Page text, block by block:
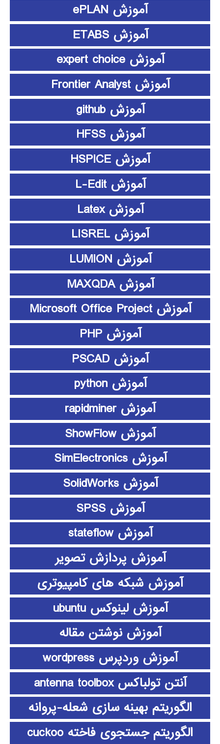
آموزش ePLAN
آموزش ETABS
آموزش expert choice
آموزش Frontier Analyst
آموزش github
آموزش HFSS
آموزش HSPICE
آموزش L-Edit
آموزش Latex
آموزش LISREL
آموزش LUMION
آموزش MAXQDA
آموزش Microsoft Office Project
آموزش PHP
آموزش PSCAD
آموزش python
آموزش rapidminer
آموزش ShowFlow
آموزش SimElectronics
آموزش SolidWorks
آموزش SPSS
آموزش stateflow
آموزش پردازش تصویر
آموزش شبکه های کامپیوتری
آموزش لینوکس ubuntu
آموزش نوشتن مقاله
آموزش وردپرس wordpress
آنتن تولباکس antenna toolbox
الگوریتم بهینه سازی شعله-پروانه
الگوریتم جستجوی فاخته cuckoo